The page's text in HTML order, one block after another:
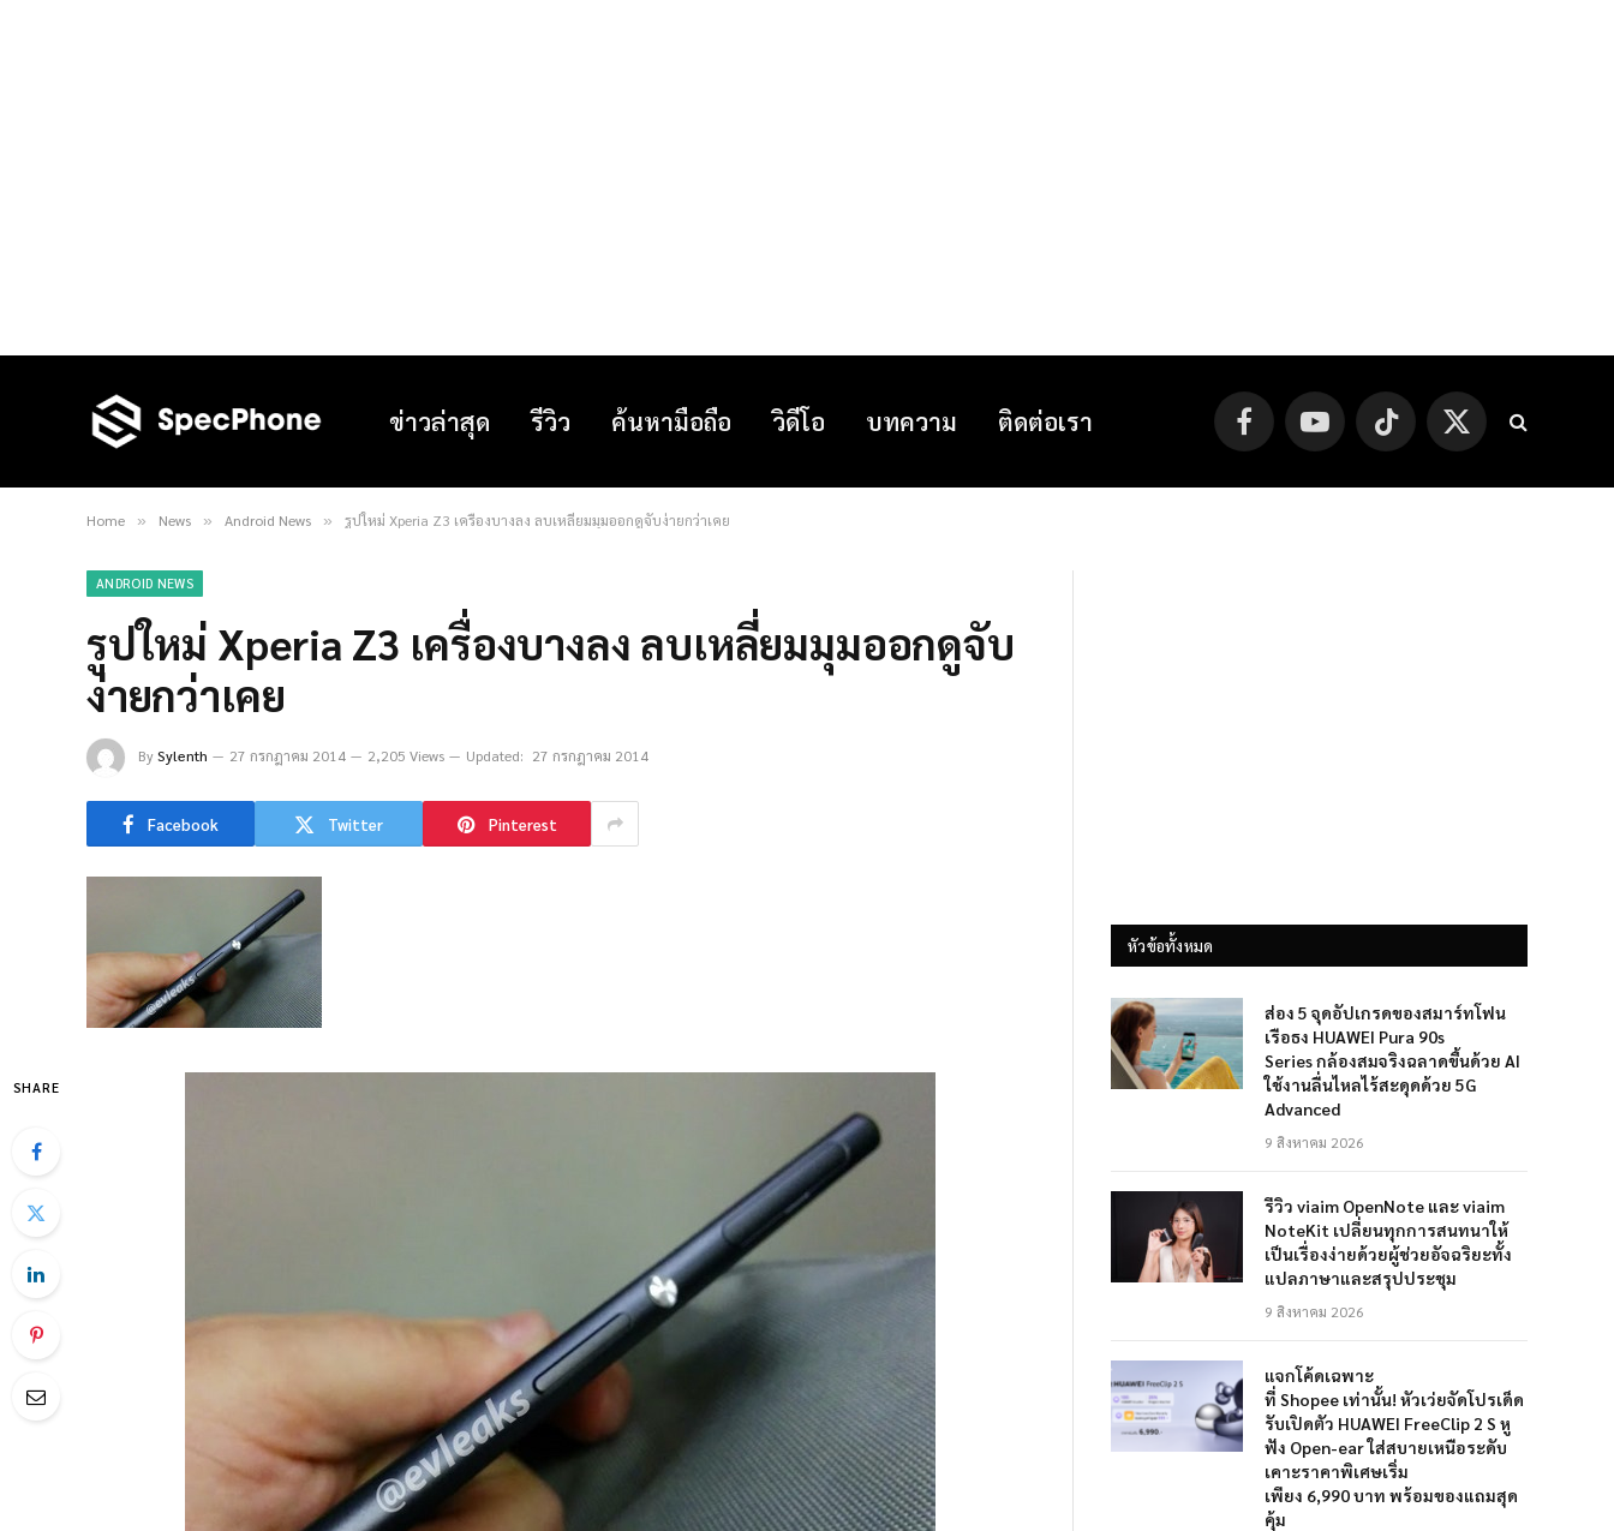
ข่าวล่าสุด รีวิว ค้นหามือถือ วิดีโอ บทความ ติดต่อเรา FacebookYouTube TikTok
X
(Twitter)
Home » News » Android News » รูปใหม่ Xperia Z3 เครื่องบางลง ลบเหลี่ยมมุมออกดูจับง่ายกว่าเคย
ANDROID NEWS
รูปใหม่ Xperia Z3 เครื่องบางลง ลบเหลี่ยมมุมออกดูจับ
ง่ายกว่าเคย
BySylenth 27 กรกฎาคม 2014 2,205 Views Updated: 27 กรกฎาคม 2014
Facebook Twitter Pinterest
SHARE
หัวข้อทั้งหมด
ส่อง 5 จุดอัปเกรดของสมาร์ทโฟน
เรือธง HUAWEI Pura 90s
Series กล้องสมจริงฉลาดขึ้นด้วย AI
ใช้งานลื่นไหลไร้สะดุดด้วย 5G
Advanced
9 สิงหาคม 2026
รีวิว viaim OpenNote และ viaim
NoteKit เปลี่ยนทุกการสนทนาให้
เป็นเรื่องง่ายด้วยผู้ช่วยอัจฉริยะทั้ง
แปลภาษาและสรุปประชุม
9 สิงหาคม 2026
แจกโค้ดเฉพาะ
ที่ Shopee เท่านั้น! หัวเว่ยจัดโปรเด็ด
รับเปิดตัว HUAWEI FreeClip 2 S หู
ฟัง Open-ear ใส่สบายเหนือระดับ
เคาะราคาพิเศษเริ่ม
เพียง 6,990 บาท พร้อมของแถมสุด
คุ้ม